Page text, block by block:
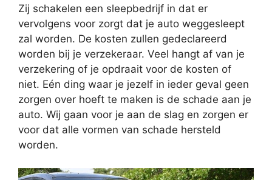
Zij schakelen een sleepbedrijf in dat er
vervolgens voor zorgt dat je auto weggesleept
zal worden. De kosten zullen gedeclareerd
worden bij je verzekeraar. Veel hangt af van je
verzekering of je opdraait voor de kosten of
niet. Eén ding waar je jezelf in ieder geval geen
zorgen over hoeft te maken is de schade aan je
auto. Wij gaan voor je aan de slag en zorgen er
voor dat alle vormen van schade hersteld
worden.